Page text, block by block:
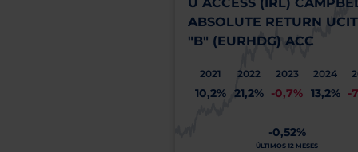
ABSOLUTE RETURN
"B" (EURHDG) ACC
2021
10,2%
2022
21,2%
2023
-0,7%
2024
13,2% -
-0,52%
ÚLTIMOS 12 MESES